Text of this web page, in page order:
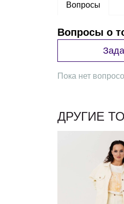
Вопросы
Вопросы о
Пока нет
ДРУГИЕ